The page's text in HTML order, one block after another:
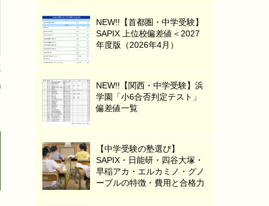
NEW!!【首都圏・中学受験】
SAPIX 上位校偏差値＜2027
年度版（2026年4月）
NEW!!【関西・中学受験】浜
学園「小6合否判定テスト」
偏差値一覧
【中学受験の塾選び】
SAPIX・日能研・四谷大塚・
早稲アカ・エルカミノ・グノ
ーブルの特徴・費用と合格力